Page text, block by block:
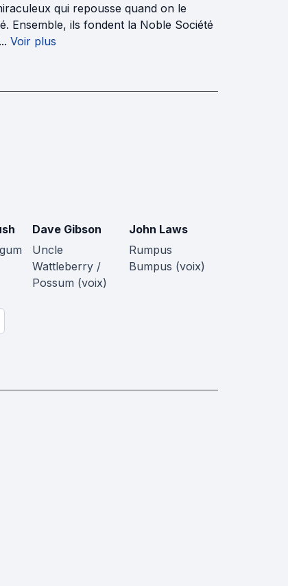
qui repousse quand on le
Ensemble, ils fondent la Noble Société
Voir plus
Dave Gibson
Uncle
Wattleberry /
Possum (voix)
John Laws
Rumpus
Bumpus (voix)